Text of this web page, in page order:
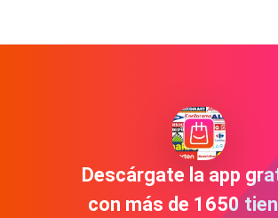
Descárgate la app
con más de 1650